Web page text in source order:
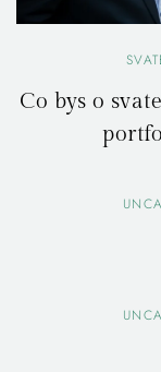
Co bys o